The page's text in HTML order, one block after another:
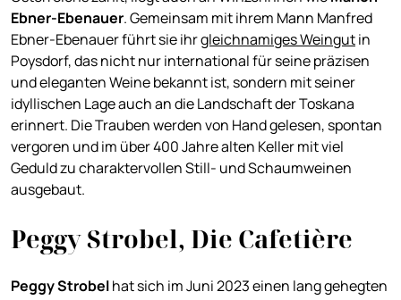
Ebner-Ebenauer. Gemeinsam mit ihrem Mann Manfred
Ebner-Ebenauer führt sie ihrgleichnamiges Weingutin
Poysdorf, das nicht nur international für seine präzisen
und eleganten Weine bekannt ist, sondern mit seiner
idyllischen Lage auch an die Landschaft der Toskana
erinnert. Die Trauben werden von Hand gelesen, spontan
vergoren und im über 400 Jahre alten Keller mit viel
Geduld zu charaktervollen Still- und Schaumweinen
ausgebaut.
Peggy Strobel, Die Cafetière
Peggy Strobelhat sich im Juni 2023 einen lang gehegten